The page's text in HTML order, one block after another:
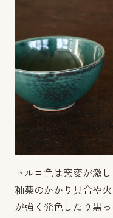
トルコ色は窯変が激
釉薬のかかり具合や
が強く発色したり黒